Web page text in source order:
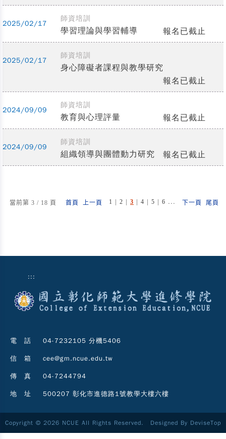
2025/02/17
師資培訓
學習理論與學習輔導 報名已截止
2025/02/17
師資培訓
身心障礙者課程與教學研究
報名已截止
2024/09/09
師資培訓
教育與心理評量 報名已截止
2024/09/09
師資培訓
組織領導與團體動力研究 報名已截止
當前第 3 / 18 頁 首頁 上一頁 1 | 2 | 3 | 4 | 5 | 6 ... 下一頁 尾頁
:::
電 話 04-7232105 分機5406
信 箱 cee@gm.ncue.edu.tw
傳 真 04-7244794
地 址 500207 彰化市進德路1號教學大樓六樓
Copyright © 2026 NCUE All Rights Reserved. Designed By DeviseTop